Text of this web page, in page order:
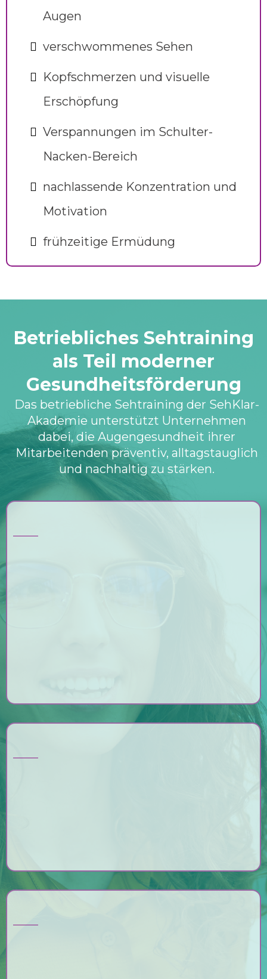
Augen
verschwommenes Sehen
Kopfschmerzen und visuelle
Erschöpfung
Verspannungen im Schulter-
Nacken-Bereich
nachlassende Konzentration und
Motivation
frühzeitige Ermüdung
Betriebliches Sehtraining
als Teil moderner
Gesundheitsförderung
Das betriebliche Sehtraining der SehKlar-
Akademie unterstützt Unternehmen
dabei, die Augengesundheit ihrer
Mitarbeitenden präventiv, alltagstauglich
und nachhaltig zu stärken.